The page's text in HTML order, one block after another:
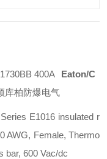
Eaton/C
库柏防爆电气
E1016 insulated r
AWG, Female, Thermo
bar, 600 Vac/dc